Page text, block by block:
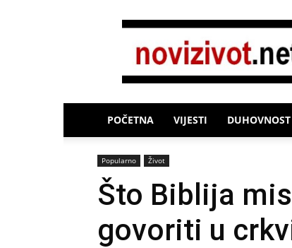
Novi
POČETNA VIJESTI DUHOVNOST
Popularno Život
Što Biblija
govoriti u